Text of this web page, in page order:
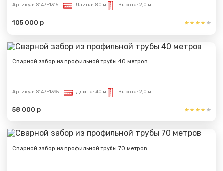
Артикул: S147E1315 Длина: 80 м Высота: 2,0 м
105 000 р
Сварной забор из профильной трубы 40 метров
Артикул: S147E1395 Длина: 40 м Высота: 2,0 м
58 000 р
Сварной забор из профильной трубы 70 метров